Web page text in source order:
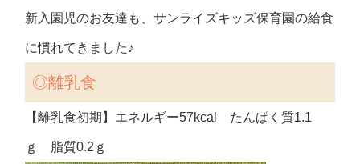
新入園児のお友達も、サンライズキッズ保育園の給食
に慣れてきました♪
◎離乳食
【離乳食初期】エネルギー57kcal たんぱく質1.1
ｇ 脂質0.2ｇ